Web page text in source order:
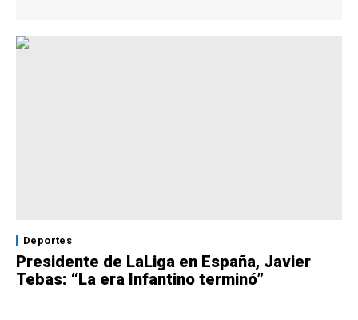
Deportes
Presidente de LaLiga en España, Javier
Tebas: “La era Infantino terminó”